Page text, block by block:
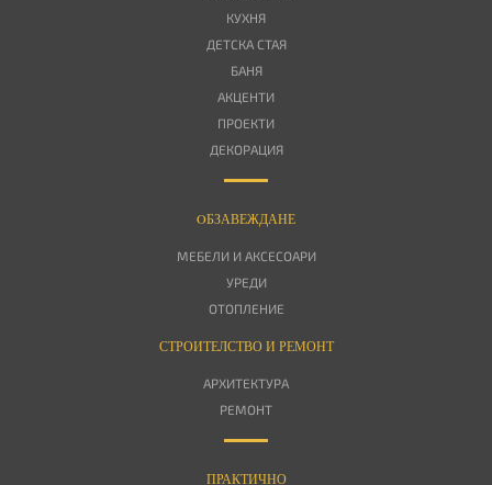
КУХНЯ
ДЕТСКА СТАЯ
БАНЯ
АКЦЕНТИ
ПРОЕКТИ
ДЕКОРАЦИЯ
OБЗАВЕЖДАНЕ
МЕБЕЛИ И АКСЕСОАРИ
УРЕДИ
ОТОПЛЕНИЕ
СТРОИТЕЛСТВО И РЕМОНТ
АРХИТЕКТУРА
РЕМОНТ
ПРАКТИЧНО